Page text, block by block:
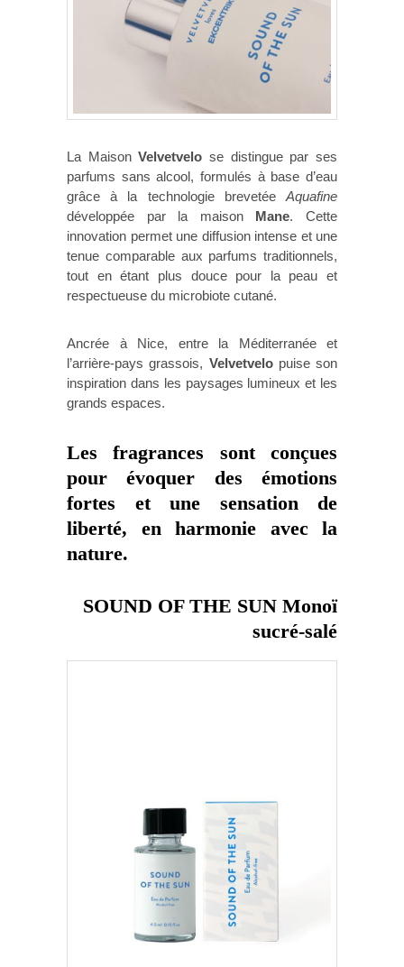
La MaisonVelvetvelo se distingue par ses
parfums sans alcool, formulés à base d’eau
grâce à la technologie brevetéeAquafine
développée par la maison Mane. Cette
innovation permet une diffusion intense et une
tenue comparable aux parfums traditionnels,
tout en étant plus douce pour la peau et
respectueuse du microbiote cutané.
Ancrée à Nice, entre la Méditerranée et
l’arrière-pays grassois, Velvetvelopuise son
inspiration dans les paysages lumineux et les
grands espaces.
Les fragrances sont conçues
pour évoquer des émotions
fortes et une sensation de
liberté, en harmonie avec la
nature.
SOUND OF THE SUN Monoï
sucré-salé